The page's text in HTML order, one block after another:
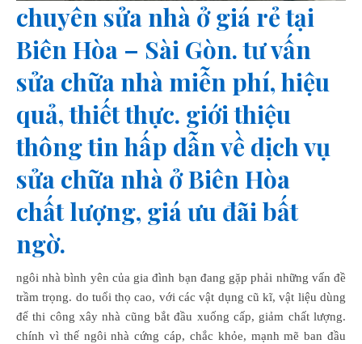
chuyên sửa nhà ở giá rẻ tại
Biên Hòa – Sài Gòn. tư vấn
sửa chữa nhà miễn phí, hiệu
quả, thiết thực. giới thiệu
thông tin hấp dẫn về dịch vụ
sửa chữa nhà ở Biên Hòa
chất lượng, giá ưu đãi bất
ngờ.
ngôi nhà bình yên của gia đình bạn đang gặp phải những vấn đề
trầm trọng. do tuổi thọ cao, với các vật dụng cũ kĩ, vật liệu dùng
để thi công xây nhà cũng bắt đầu xuống cấp, giảm chất lượng.
chính vì thế ngôi nhà cứng cáp, chắc khỏe, mạnh mẽ ban đầu